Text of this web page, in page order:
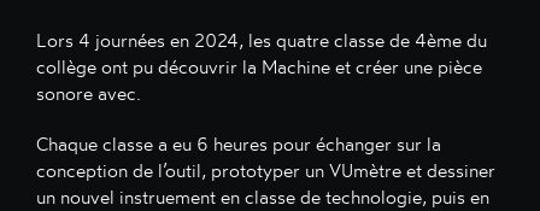
Lors 4 journées en 2024, les quatre classe de 4ème du
collège ont pu découvrir la Machine et créer une pièce
sonore avec.
Chaque classe a eu 6 heures pour échanger sur la
conception de l’outil, prototyper un VUmètre et dessiner
un nouvel instruement en classe de technologie, puis en